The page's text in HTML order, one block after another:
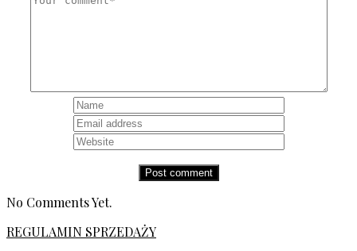
No Comments Yet.
REGULAMIN SPRZEDAŻY